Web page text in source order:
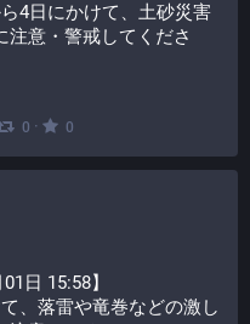
4日にかけて、土砂災害
意・警戒してくださ
0 · 0
日 15:58】
、落雷や竜巻などの激し